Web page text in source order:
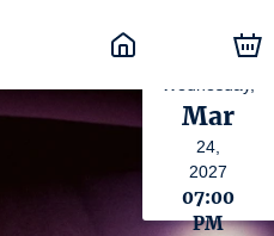
Mar
24,
2027
07:00
PM